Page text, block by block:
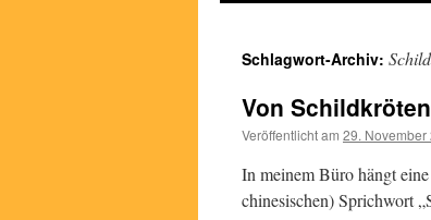
Schlagwort-Archiv:
Von
Veröffentlicht am 29. November
In meinem Büro hängt
chinesischen) Sprichwort